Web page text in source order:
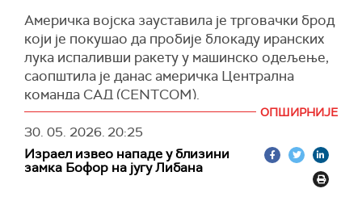
Америчка војска зауставила је трговачки брод
који је покушао да пробије блокаду иранских
лука испаливши ракету у машинско одељење,
саопштила је данас америчка Централна
команда САД (CENTCOM).
У саопштењу се наводи да је теретни брод
Лиан Стар под заставом Гамбије игнорисао
више од 20 упозорења америчких снага током
ноћи покушавајући да уђе у иранску луку,
ОПШИРНИЈЕ
30. 05. 2026.20:25
Израел извео нападе у близини
замка Бофор на југу Либана